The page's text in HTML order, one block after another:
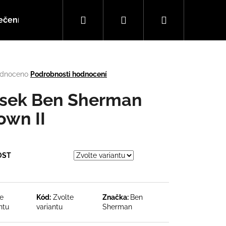
Hudba
Hledat PřihlášeníNákupní
Podrobnosti hodnocení
Ben Sherman
II
Kód: Zvolte
variantu
Značka: Ben
Sherman
Následující